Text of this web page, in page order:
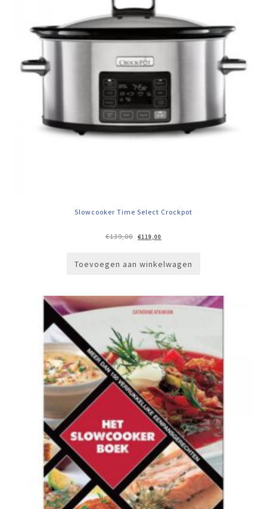
Slowcooker Time Select Crockpot
€139,00
Oorspronkelijke
prijs
€119,00
prijs
Toevoegen aan winkelwagen